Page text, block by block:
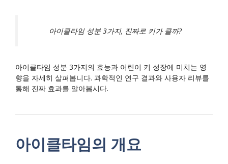
아이클타임 성분 3가지, 진짜로 키가 클까?
아이클타임 성분 3가지의 효능과 어린이 키 성장에 미치는 영
향을 자세히 살펴봅니다. 과학적인 연구 결과와 사용자 리뷰를
통해 진짜 효과를 알아봅시다.
아이클타임의 개요